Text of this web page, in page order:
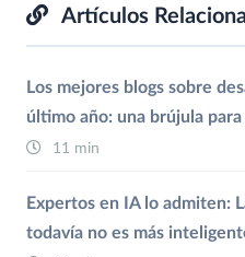
Artículos
Los mejores blogs sobre
último año: una brújula
11 min
Expertos en IA lo admiten:
todavía no es más